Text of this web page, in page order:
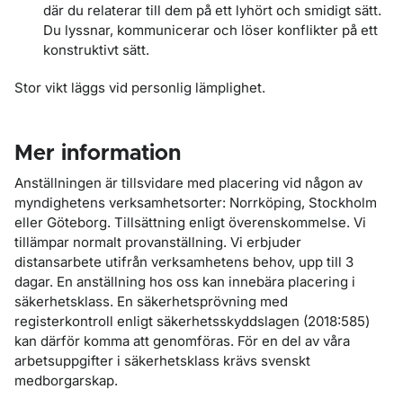
där du relaterar till dem på ett lyhört och smidigt sätt.
Du lyssnar, kommunicerar och löser konflikter på ett
konstruktivt sätt.
Stor vikt läggs vid personlig lämplighet.
Mer information
Anställningen är tillsvidare med placering vid någon av
myndighetens verksamhetsorter: Norrköping, Stockholm
eller Göteborg. Tillsättning enligt överenskommelse. Vi
tillämpar normalt provanställning. Vi erbjuder
distansarbete utifrån verksamhetens behov, upp till 3
dagar. En anställning hos oss kan innebära placering i
säkerhetsklass. En säkerhetsprövning med
registerkontroll enligt säkerhetsskyddslagen (2018:585)
kan därför komma att genomföras. För en del av våra
arbetsuppgifter i säkerhetsklass krävs svenskt
medborgarskap.